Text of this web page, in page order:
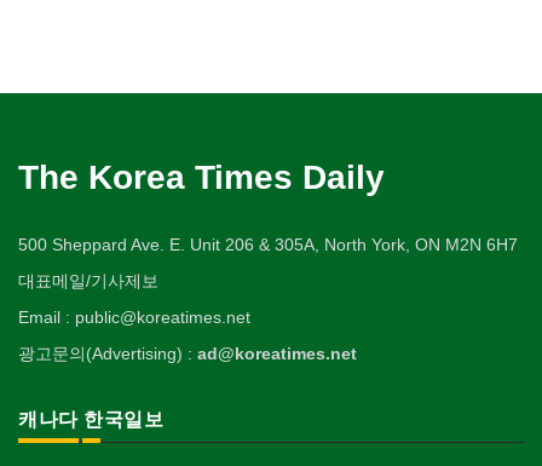
The Korea Times Daily
500 Sheppard Ave. E. Unit 206 & 305A, North York, ON M2N 6H7
대표메일/기사제보
Email : public@koreatimes.net
광고문의(Advertising) : ad@koreatimes.net
캐나다 한국일보